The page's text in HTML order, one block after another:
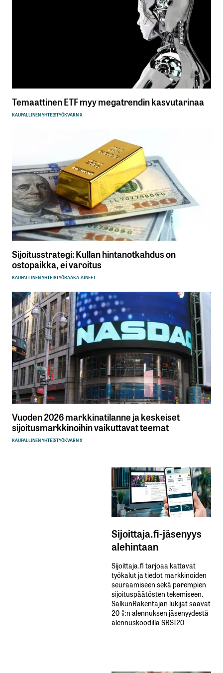
Temaattinen ETF myy megatrendin kasvutarinaa
KAUPALLINEN YHTEISTYÖKVARN X
Sijoitusstrategi: Kullan hintanotkahdus on
ostopaikka, ei varoitus
KAUPALLINEN YHTEISTYÖRAAKA-AINEET
Vuoden 2026 markkinatilanne ja keskeiset
sijoitusmarkkinoihin vaikuttavat teemat
KAUPALLINEN YHTEISTYÖKVARN X
Sijoittaja.fi-jäsenyys
alehintaan
Sijoittaja.fi tarjoaa kattavat
työkalut ja tiedot markkinoiden
seuraamiseen sekä parempien
sijoituspäätösten tekemiseen.
SalkunRakentajan lukijat saavat
20 %:n alennuksen jäsenyydestä
alennuskoodilla SRSI20